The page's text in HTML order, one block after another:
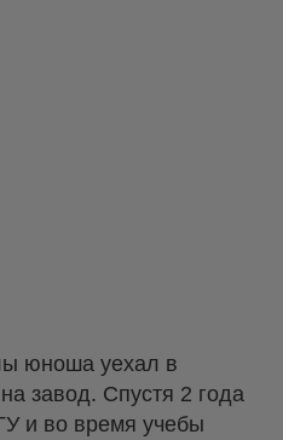
юноша уехал в
завод. Спустя 2 года
и во время учебы